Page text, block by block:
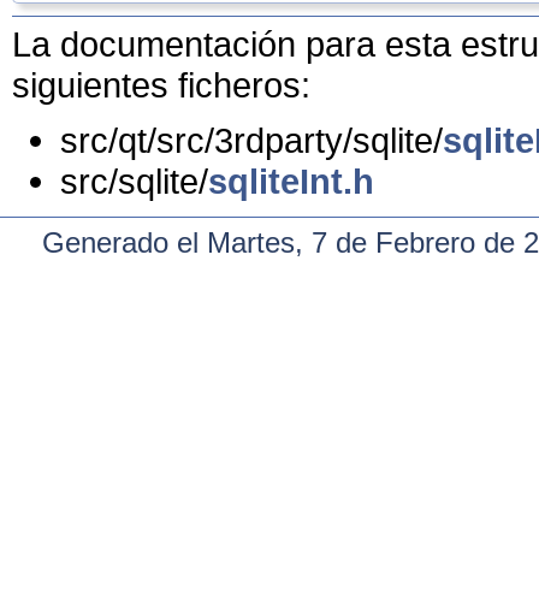
La documentación para esta
siguientes ficheros:
src/qt/src/3rdparty/sqlite/
src/sqlite/sqliteInt.h
Generado el Martes, 7 de Febrero de